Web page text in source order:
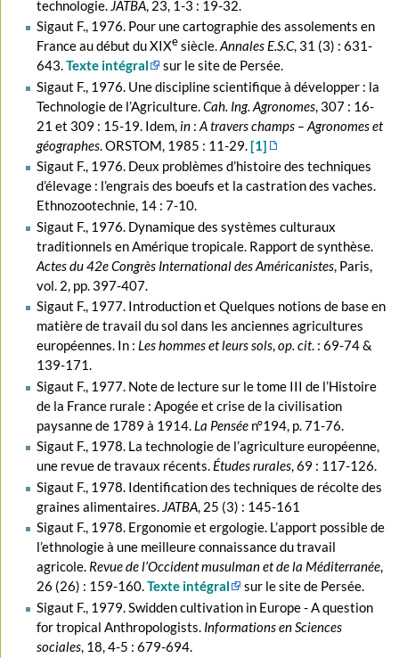
technologie. JATBA, 23, 1-3 : 19-32.
Sigaut F., 1976. Pour une cartographie des assolements en
France au début du XIXesiècle.Annales E.S.C, 31 (3) : 631-
643.Texte intégral
sur le site de Persée.
Sigaut F., 1976. Une discipline scientifique à développer : la
Technologie de l’Agriculture.Cah. Ing. Agronomes, 307 : 16-
21 et 309 : 15-19. Idem,in: A travers champs – Agronomes et
géographes. ORSTOM, 1985 : 11-29.[1]
Sigaut F., 1976. Deux problèmes d’histoire des techniques
d’élevage : l’engrais des boeufs et la castration des vaches.
Ethnozootechnie, 14 : 7-10.
Sigaut F., 1976. Dynamique des systèmes culturaux
traditionnels en Amérique tropicale. Rapport de synthèse.
Actes du 42e Congrès International des Américanistes, Paris,
vol. 2, pp. 397-407.
Sigaut F., 1977. Introduction et Quelques notions de base en
matière de travail du sol dans les anciennes agricultures
européennes. In : Les hommes et leurs sols,op. cit. : 69-74 &
139-171.
Sigaut F., 1977. Note de lecture sur le tome III de l’Histoire
de la France rurale : Apogée et crise de la civilisation
paysanne de 1789 à 1914. La Penséen°194, p. 71-76.
Sigaut F., 1978. La technologie de l’agriculture européenne,
une revue de travaux récents. Études rurales, 69 : 117-126.
Sigaut F., 1978. Identification des techniques de récolte des
graines alimentaires. JATBA, 25 (3) : 145-161
Sigaut F., 1978. Ergonomie et ergologie. L’apport possible de
l’ethnologie à une meilleure connaissance du travail
agricole. Revue de l’Occident musulman et de la Méditerranée,
26 (26) : 159-160.Texte intégral
sur le site de Persée.
Sigaut F., 1979. Swidden cultivation in Europe - A question
for tropical Anthropologists. Informations en Sciences
sociales, 18, 4-5 : 679-694.